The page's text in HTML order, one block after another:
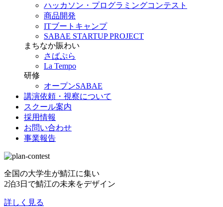
ハッカソン・プログラミングコンテスト
商品開発
ITブートキャンプ
SABAE STARTUP PROJECT
まちなか賑わい
さばぷら
La Tempo
研修
オープンSABAE
講演依頼・視察について
スクール案内
採用情報
お問い合わせ
事業報告
全国の大学生が鯖江に集い
2泊3日で鯖江の未来をデザイン
詳しく見る